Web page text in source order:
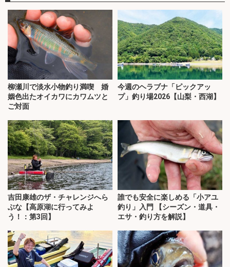
柳瀬川で淡水小物釣り満喫 婚
姻色出たオイカワにカワムツと
ご対面
今週のヘラブナ「ピックアッ
プ」釣り場2026【山梨・西湖】
吉田康雄のザ・チャレンジへら
ぶな【高原湖に行ってみよ
う！：第3回】
誰でも安全に楽しめる「小アユ
釣り」入門 【シーズン・道具・
エサ・釣り方を解説】